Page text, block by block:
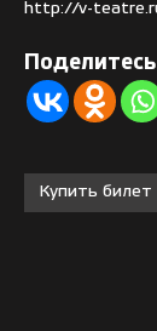
http://v-
Купить билет